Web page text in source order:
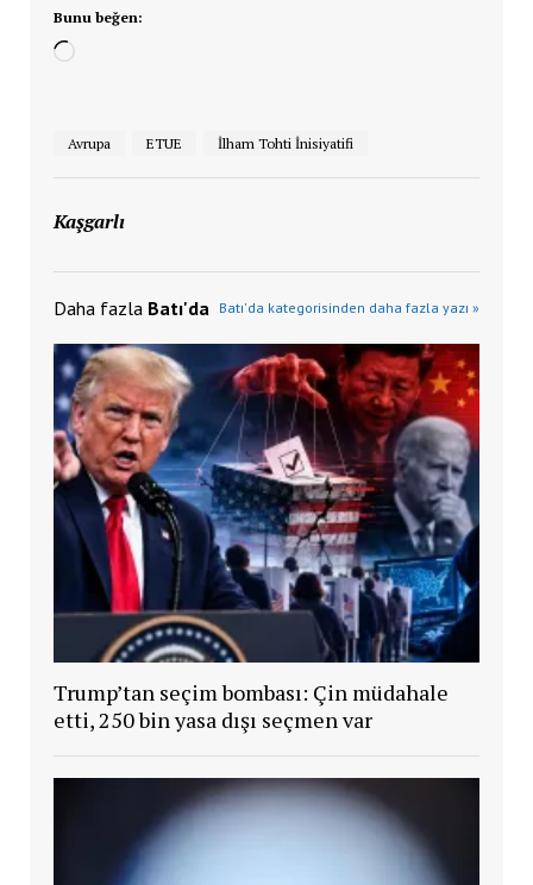
Bunu beğen:
Yükleniyor...
Avrupa ETUE İlham Tohti İnisiyatifi
Kaşgarlı
Daha fazla Batı'da Batı'da kategorisinden daha fazla yazı »
Trump’tan seçim bombası: Çin müdahale
etti, 250 bin yasa dışı seçmen var